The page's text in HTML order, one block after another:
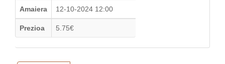
Amaiera 12-10-2024 12:00
Prezioa 5.75€